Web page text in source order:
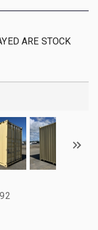
ARE STOCK